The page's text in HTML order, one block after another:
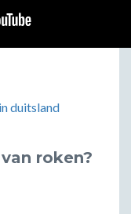
duitsland
roken?